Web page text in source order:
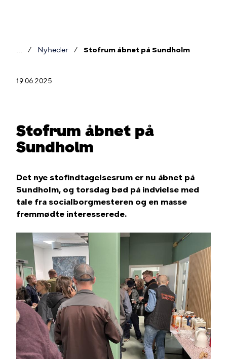
Nyheder Stofrum åbnet på Sundholm
19.06.2025
Stofrum åbnet på
Sundholm
Det nye stofindtagelsesrum er nu åbnet på
Sundholm, og torsdag bød på indvielse med
tale fra socialborgmesteren og en masse
fremmødte interesserede.